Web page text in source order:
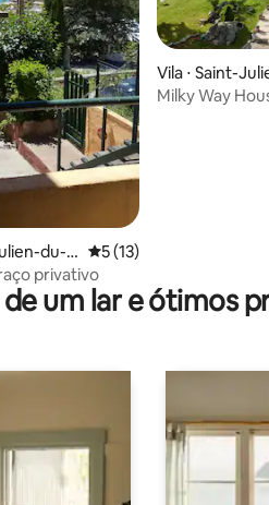
avaliações
du-V 5 de uma avaliação
5 (13)
privativo
Vila ⋅ Saint-
Milky Way
um lar e ótimos